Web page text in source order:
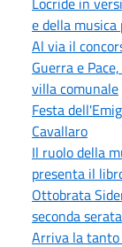
e della musica
Al via il
Guerra e
villa comunale
Festa
Cavallaro
Il ruolo della
presenta il
Ottobrata
seconda serata
Arriva la